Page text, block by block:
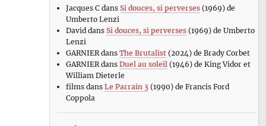
Jacques Cdans Si douces, si perverses(1969) de
Umberto Lenzi
Daviddans Si douces, si perverses(1969) de Umberto
Lenzi
GARNIERdans The Brutalist(2024) de Brady Corbet
GARNIERdans Duel au soleil (1946) de King Vidor et
William Dieterle
filmsdans Le Parrain 3 (1990) de Francis Ford
Coppola